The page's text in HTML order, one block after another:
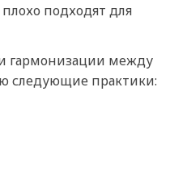
подходят для
гармонизации между
следующие практики: